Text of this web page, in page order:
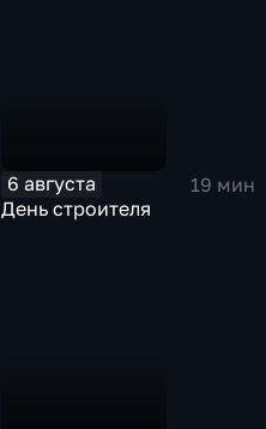
6 августа
19 мин
День строителя